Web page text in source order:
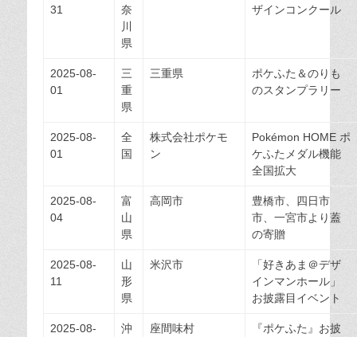
31
奈
川
県
ザインコンクール
2025-08-
01
三
重
県
三重県
ポケふた＆のりも
のスタンプラリー
2025-08-
01
全
国
株式会社ポケモ
ン
Pokémon HOME ポ
ケふたメダル機能
全国拡大
2025-08-
04
富
山
県
高岡市
豊橋市、四日市
市、一宮市より蓋
の寄贈
2025-08-
11
山
形
県
米沢市
「好きあま＠デザ
インマンホール」
お披露目イベント
2025-08-
沖
座間味村
『ポケふた』お披